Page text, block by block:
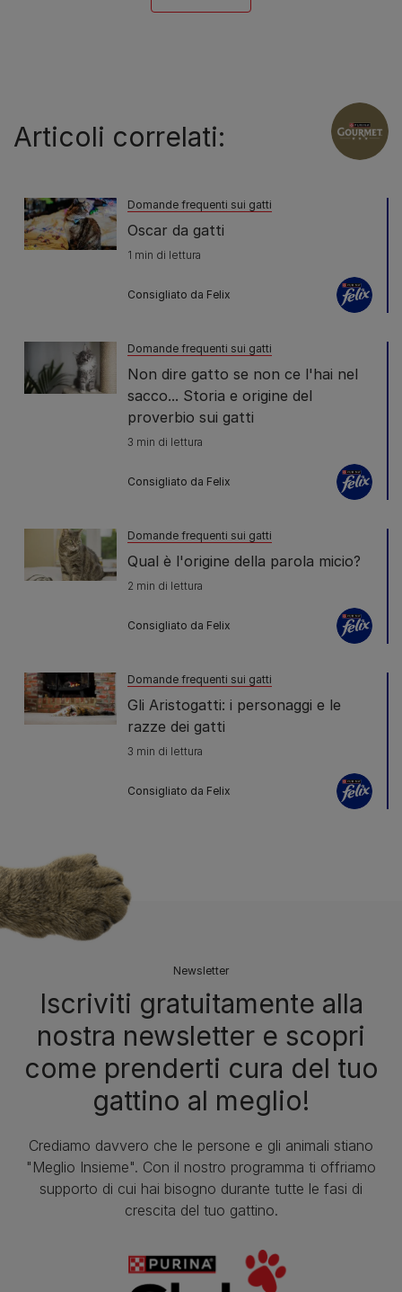
Articoli correlati:
Domande frequenti sui gatti
Oscar da gatti
1 min di lettura
Consigliato da Felix
Domande frequenti sui gatti
Non dire gatto se non ce l'hai nel
sacco... Storia e origine del
proverbio sui gatti
3 min di lettura
Consigliato da Felix
Domande frequenti sui gatti
Qual è l'origine della parola micio?
2 min di lettura
Consigliato da Felix
Domande frequenti sui gatti
Gli Aristogatti: i personaggi e le
razze dei gatti
3 min di lettura
Consigliato da Felix
Newsletter
Iscriviti gratuitamente alla
nostra newsletter e scopri
come prenderti cura del tuo
gattino al meglio!
Crediamo davvero che le persone e gli animali stiano
"Meglio Insieme". Con il nostro programma ti offriamo
supporto di cui hai bisogno durante tutte le fasi di
crescita del tuo gattino.